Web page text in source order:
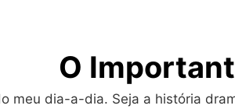
O
meu dia-a-dia. Seja a história